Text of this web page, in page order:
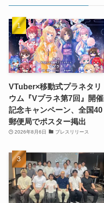
VTuber×移動式プラネタリ
ウム『Vプラネ第7回』開催
記念キャンペーン、全国40
郵便局でポスター掲出
2026年8月6日 プレスリリース